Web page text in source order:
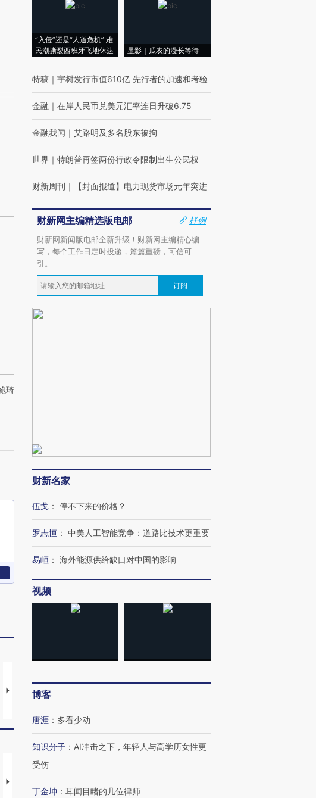
琦
马航飞行员跨国走私7万
粒摇头丸 尿检体内含3种
特朗普出席葬礼疑似打瞌
睡引争议 白宫怒斥批评
38岁梅西上演帽子戏法
“入侵”还是“人道危机” 难
民潮撕裂西班牙飞地休达
显影｜瓜农的漫长等待
特稿 ｜ 宇树发行市值610亿 先行者的加速和考验
金融 ｜ 在岸人民币兑美元汇率连日升破6.75
金融我闻 ｜ 艾路明及多名股东被拘
世界 ｜ 特朗普再签两份行政令限制出生公民权
财新周刊 ｜ 【封面报道】电力现货市场元年突进
财新网主编精选版电邮
样例
财新网新闻版电邮全新升级！财新网主编精心编
写，每个工作日定时投递，篇篇重磅，可信可
引。
订阅
财新名家
伍戈 ： 停不下来的价格？
罗志恒 ： 中美人工智能竞争：道路比技术更重要
易峘 ： 海外能源供给缺口对中国的影响
视频
博客
唐涯 ： 多看少动
知识分子 ： AI冲击之下，年轻人与高学历女性更
受伤
丁金坤 ： 耳闻目睹的几位律师